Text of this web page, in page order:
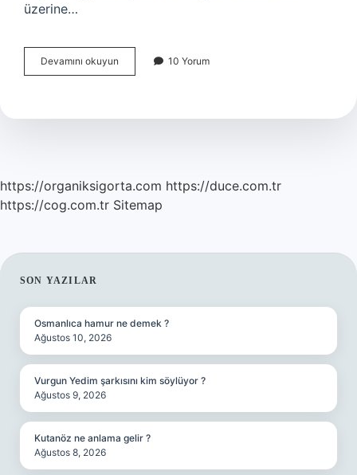
üzerine…
Devamını okuyun
Çıkan
Kurutur
10 Yorum
https://organiksigorta.com https://duce.com.tr
https://cog.com.tr Sitemap
SIDEBAR
SON YAZILAR
Osmanlıca hamur ne demek ?
Ağustos 10, 2026
Vurgun Yedim şarkısını kim söylüyor ?
Ağustos 9, 2026
Kutanöz ne anlama gelir ?
Ağustos 8, 2026